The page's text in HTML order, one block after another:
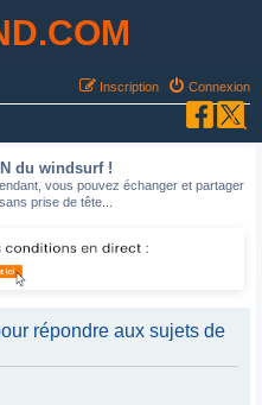
Connexion
Inscription
du windsurf !
vous pouvez échanger et partager
prise de tête...
répondre aux sujets de